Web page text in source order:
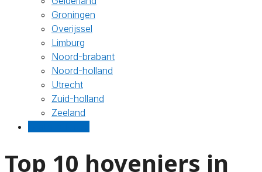
Groningen
Overijssel
Limburg
Noord-brabant
Noord-holland
Utrecht
Zuid-holland
Zeeland
Top 10 hoveniers in